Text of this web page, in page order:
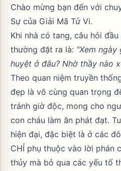
Chào mừng bạn đến với
Sựcủa Giải Mã Tử Vi.
Khi nhà có tang, câu hỏi
thường đặt ra là: "Xem ngày
huyệt ở đâu? Nhờ thầy nào
Theo quan niệm truyền
đẹp là vô cùng quan trọng
tránh giờ độc, mong cho
con cháu làm ăn phát đạt.
hiện đại, đặc biệt là ở các
CHỈ phụ thuộc vào lời phán
thủy mà bỏ qua các yếu tố